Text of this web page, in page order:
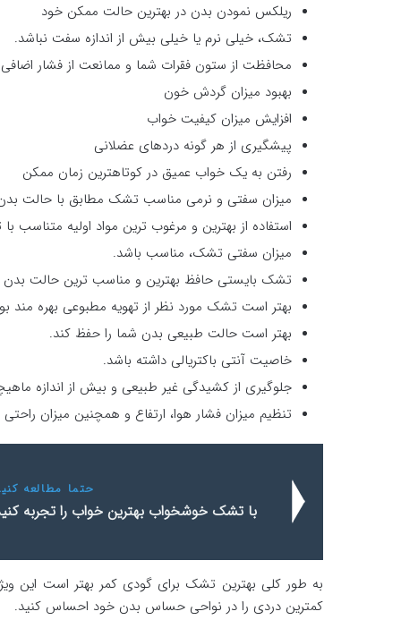
ریلکس نمودن بدن در بهترین حالت ممکن خود
تشک، خیلی نرم یا خیلی بیش از اندازه سفت نباشد.
محافظت از ستون فقرات شما و ممانعت از فشار
بهبود میزان گردش خون
افزایش میزان کیفیت خواب
پیشگیری از هر گونه دردهای عضلانی
رفتن به یک خواب عمیق در کوتاهترین زمان ممکن
میزان سفتی و نرمی مناسب تشک مطابق با حالت
استفاده از بهترین و مرغوب ترین مواد اولیه متناسب
میزان سفتی تشک، مناسب باشد.
تشک بایستی حافظ بهترین و مناسب ترین حالت بدن
بهتر است تشک مورد نظر از تهویه مطبوعی بهره مند
بهتر است حالت طبیعی بدن شما را حفظ کند.
خاصیت آنتی باکتریالی داشته باشد.
جلوگیری از کشیدگی غیر طبیعی و بیش از اندازه
تنظیم میزان فشار هوا، ارتفاع و همچنین میزان
حتما مطالعه
با تشک خوشخواب بهترین خواب را تجربه
به طور کلی بهترین تشک برای گودی کمر بهتر است این
کمترین دردی را در نواحی حساس بدن خود احساس کنید.